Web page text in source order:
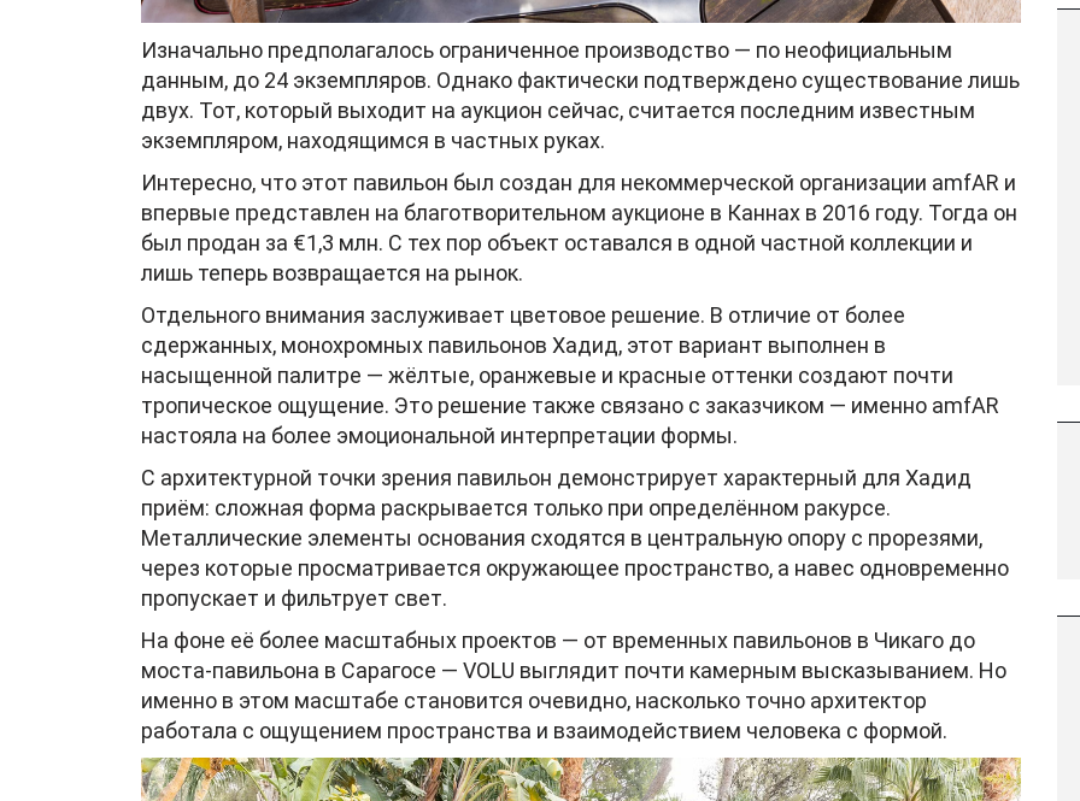
Изначально предполагалось ограниченное производство — по неофициальным
данным, до 24 экземпляров. Однако фактически подтверждено существование лишь
двух. Тот, который выходит на аукцион сейчас, считается последним известным
экземпляром, находящимся в частных руках.
Интересно, что этот павильон был создан для некоммерческой организации amfAR и
впервые представлен на благотворительном аукционе в Каннах в 2016 году. Тогда он
был продан за €1,3 млн. С тех пор объект оставался в одной частной коллекции и
лишь теперь возвращается на рынок.
Отдельного внимания заслуживает цветовое решение. В отличие от более
сдержанных, монохромных павильонов Хадид, этот вариант выполнен в
насыщенной палитре — жёлтые, оранжевые и красные оттенки создают почти
тропическое ощущение. Это решение также связано с заказчиком — именно amfAR
настояла на более эмоциональной интерпретации формы.
С архитектурной точки зрения павильон демонстрирует характерный для Хадид
приём: сложная форма раскрывается только при определённом ракурсе.
Металлические элементы основания сходятся в центральную опору с прорезями,
через которые просматривается окружающее пространство, а навес одновременно
пропускает и фильтрует свет.
На фоне её более масштабных проектов — от временных павильонов в Чикаго до
моста-павильона в Сарагосе — VOLU выглядит почти камерным высказыванием. Но
именно в этом масштабе становится очевидно, насколько точно архитектор
работала с ощущением пространства и взаимодействием человека с формой.